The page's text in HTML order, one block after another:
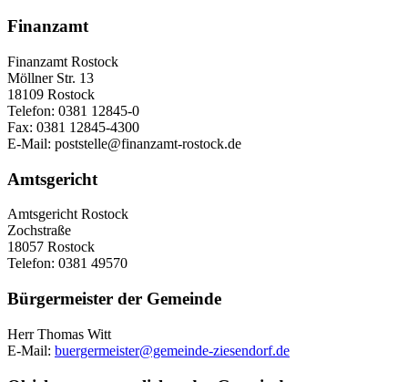
Finanzamt
Finanzamt Rostock
Möllner Str. 13
18109 Rostock
Telefon: 0381 12845-0
Fax: 0381 12845-4300
E-Mail: poststelle@finanzamt-rostock.de
Amtsgericht
Amtsgericht Rostock
Zochstraße
18057 Rostock
Telefon: 0381 49570
Bürgermeister der Gemeinde
Herr Thomas Witt
E-Mail: buergermeister@gemeinde-ziesendorf.de